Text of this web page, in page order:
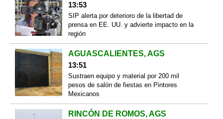
13:53
SIP alerta por deterioro de la libertad de
prensa en EE. UU. y advierte impacto en la
región
AGUASCALIENTES, AGS
13:51
Sustraen equipo y material por 200 mil
pesos de salón de fiestas en Pintores
Mexicanos
RINCÓN DE ROMOS, AGS